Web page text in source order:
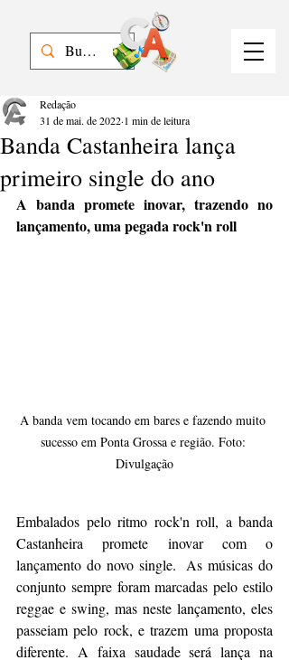
Banda Castanheira lança
primeiro single do ano
Redação
31 de mai. de 2022 1 min de leitura
A banda promete inovar, trazendo no
lançamento, uma pegada rock'n roll
A banda vem tocando em bares e fazendo muito
sucesso em Ponta Grossa e região. Foto:
Divulgação
Embalados pelo ritmo rock'n roll, a banda
Castanheira promete inovar com o
lançamento do novo single.  As músicas do
conjunto sempre foram marcadas pelo estilo
reggae e swing, mas neste lançamento, eles
passeiam pelo rock, e trazem uma proposta
diferente. A faixa saudade será lança na